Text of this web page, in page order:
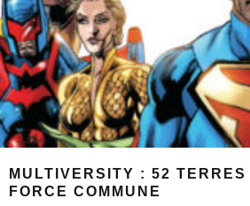
MULTIVERSITY : 52
FORCE COMMUNE